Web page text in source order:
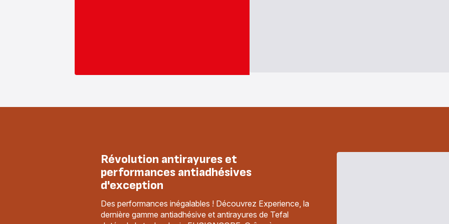
Révolution antirayures et
performances antiadhésives
d'exception
Des performances inégalables ! Découvrez Experience, la
dernière gamme antiadhésive et antirayures de Tefal